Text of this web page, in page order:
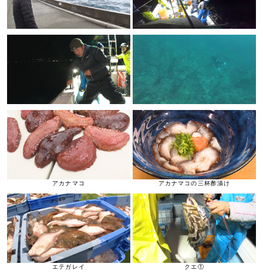
アカナマコ アカナマコの三杯酢漬け
エテガレイ クエ①